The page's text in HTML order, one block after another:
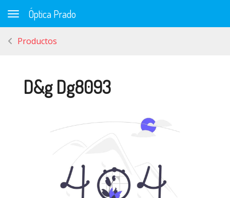
Toggle navigation
Óptica Prado
Productos
D&g Dg8093